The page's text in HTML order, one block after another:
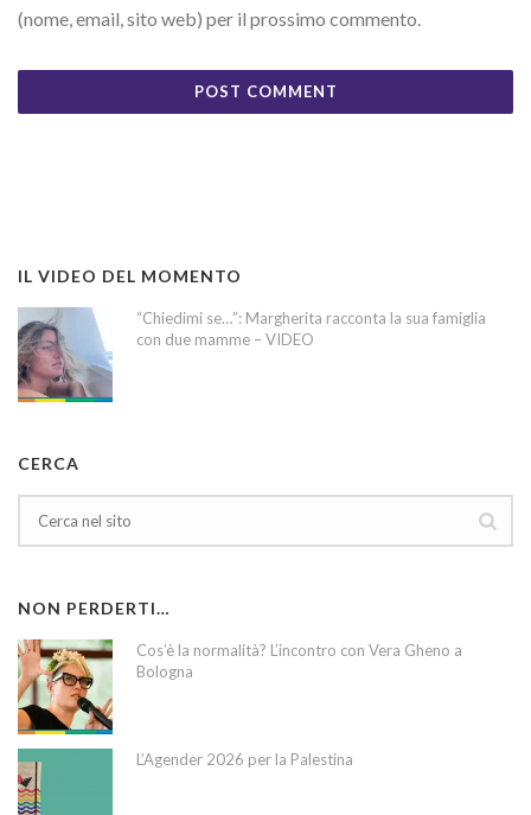
(nome, email, sito web) per il prossimo commento.
IL VIDEO DEL MOMENTO
“Chiedimi se…”: Margherita racconta la sua famiglia
con due mamme – VIDEO
CERCA
NON PERDERTI…
Cos’è la normalità? L’incontro con Vera Gheno a
Bologna
L’Agender 2026 per la Palestina